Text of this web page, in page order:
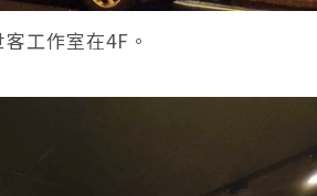
工作室在4F。